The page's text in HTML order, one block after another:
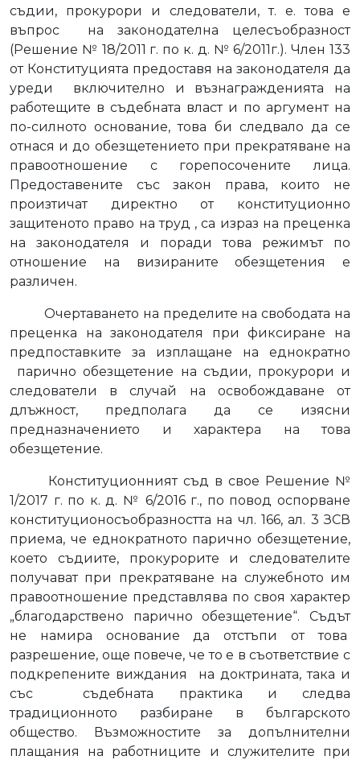
съдии, прокурори и следователи, т. е. това е
въпрос
на законодателна целесъобразност
(Решение № 18/2011 г. по к. д. № 6/2011г.). Член 133
от Конституцията предоставя на законодателя да
уреди
включително и възнагражденията на
работещите в съдебната власт и по аргумент на
по-силното основание, това би следвало да се
отнася и до обезщетението при прекратяване на
правоотношение с горепосочените лица.
Предоставените със закон права, които не
произтичат директно от конституционно
защитеното право на труд , са израз на преценка
на законодателя и поради това режимът по
отношение на визираните обезщетения е
различен.
Очертаването на пределите на свободата на
преценка на законодателя при фиксиране на
предпоставките за изплащане на еднократно
парично обезщетение на съдии, прокурори и
следователи в случай на освобождаване от
длъжност, предполага да се изясни
предназначението и характера на това
обезщетение.
Конституционният съд в свое Решение №
1/2017 г. по к. д. № 6/2016 г., по повод оспорване
конституционосъобразността на чл. 166, ал. 3 ЗСВ
приема, че еднократното парично обезщетение,
което съдиите, прокурорите и следователите
получават при прекратяване на служебното им
правоотношение представлява по своя характер
„благодарствено парично обезщетение“. Съдът
не намира основание да отстъпи от това
разрешение, още повече, че то е в съответствие с
подкрепените виждания
на доктрината, така и
със
съдебната практика и следва
традиционното разбиране в българското
общество. Възможностите за допълнителни
плащания на работниците и служителите при